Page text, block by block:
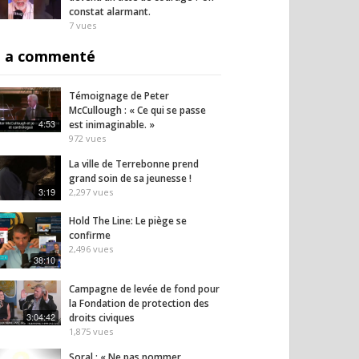
constat alarmant.
7 vues
a commenté
4:53
Témoignage de Peter
McCullough : « Ce qui se passe
est inimaginable. »
972 vues
3:19
La ville de Terrebonne prend
grand soin de sa jeunesse !
2,297 vues
38:10
Hold The Line: Le piège se
confirme
2,496 vues
3:04:42
Campagne de levée de fond pour
la Fondation de protection des
droits civiques
1,875 vues